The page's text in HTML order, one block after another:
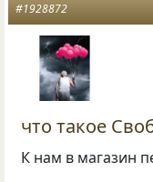
#1928872
что такое
К нам в магазин